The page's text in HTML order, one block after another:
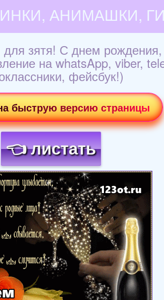
АНИМАШКИ,
зятя! С днем рождения,
на whatsApp, viber,
фейсбук!)
быструю версию страницы
👈 листать
картинки...